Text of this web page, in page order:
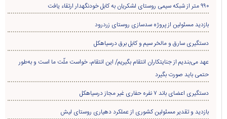
۹۹۰ متر از شبکه سیمی روستای لشکریان به کابل خودنگهدار ارتقاء یافت
بازدید مسئولین از پروژه سدسازی روستای زردرود
دستگیری سارق و مالخر سیم و کابل برق درسیاهکل
عهد می‌بندیم از جنایتکاران انتقام بگیریم/ این انتقام، خواست ملّت ما است و به‌طور
حتمی باید صورت بگیرد
دستگیری اعضای باند ۷ نفره حفاری غير مجاز درسیاهکل
بازدید و تقدیر مسئولین کشوری از عملکرد دهیاری روستای لیش